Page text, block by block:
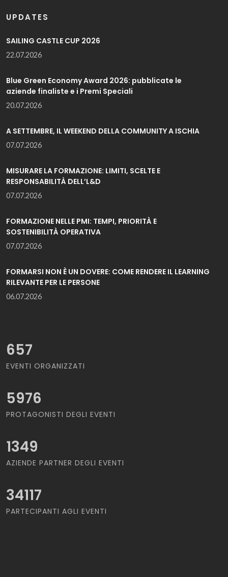
UPDATES
SAILING CASTLE CUP 2026
22.07.2026
Blue Green Economy Award 2026: pubblicate le
aziende finaliste e i Premi Speciali
20.07.2026
A SETTEMBRE, IL WEEKEND DELLA COMMUNITY A ISCHIA
07.07.2026
MISURARE LA FORMAZIONE: LIMITI, SCELTE E
RESPONSABILITÀ DELL’L&D
07.07.2026
FORMAZIONE NELLE PMI: TEMPI, PRIORITÀ E
SOSTENIBILITÀ OPERATIVA
07.07.2026
FORMARSI NON È UN DOVERE: COME RENDERE IL LEARNING
RILEVANTE PER LE PERSONE
06.07.2026
657
EVENTI ORGANIZZATI
5976
PROTAGONISTI DEGLI EVENTI
1349
AZIENDE PARTNER DEGLI EVENTI
34117
PARTECIPANTI AGLI EVENTI